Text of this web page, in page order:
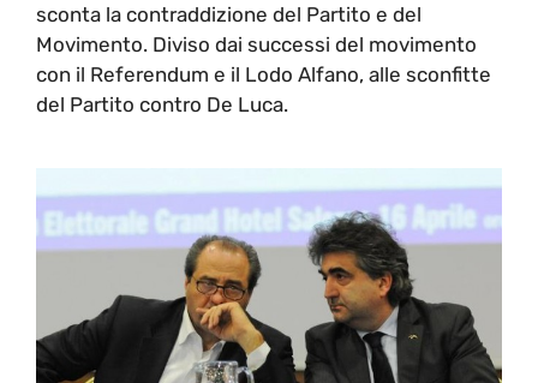
sconta la contraddizione del Partito e del
Movimento. Diviso dai successi del movimento
con il Referendum e il Lodo Alfano, alle sconfitte
del Partito contro De Luca.